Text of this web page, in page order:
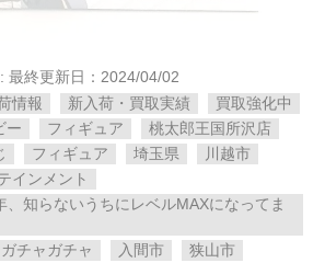
: 最終更新日：2024/04/02
情報
新入荷・買取実績
買取強化中
ー フィギュア
桃太郎王国所沢店
フィギュア 埼玉県
川越市
インメント
、知らないうちにレベルMAXになってま
ガチャガチャ 入間市
狭山市